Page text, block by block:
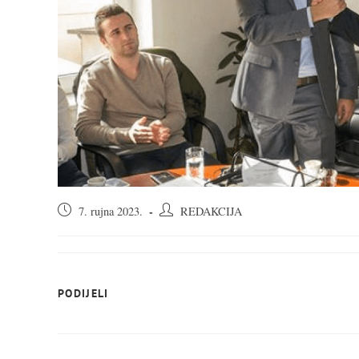
Objava7. rujna 2023.
AutorREDAKCIJA
PODIJELI